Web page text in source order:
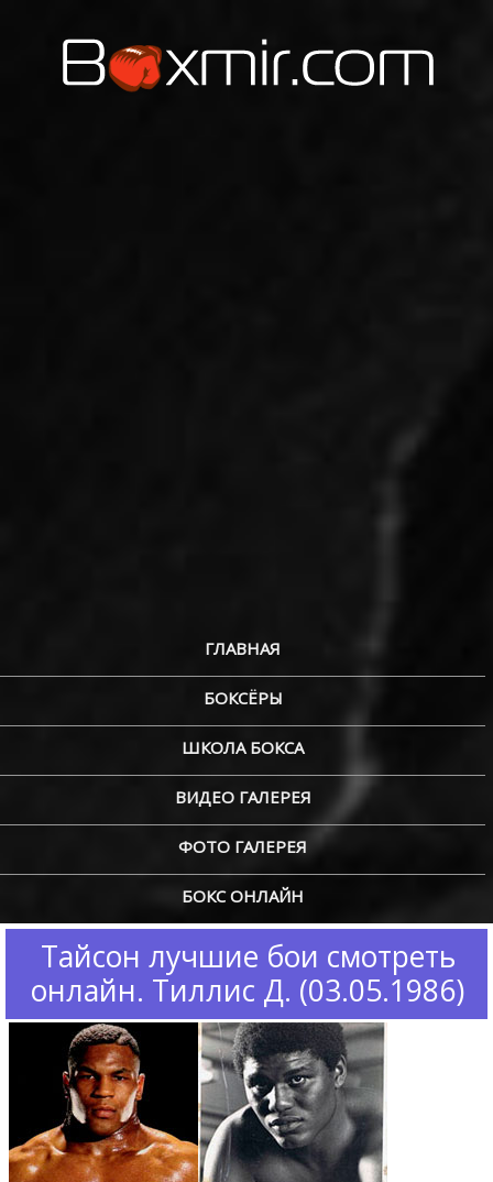
ГЛАВНАЯ
БОКСЁРЫ
ШКОЛА БОКСА
ВИДЕО ГАЛЕРЕЯ
ФОТО ГАЛЕРЕЯ
БОКС ОНЛАЙН
Тайсон лучшие бои смотреть
онлайн. Тиллис Д. (03.05.1986)